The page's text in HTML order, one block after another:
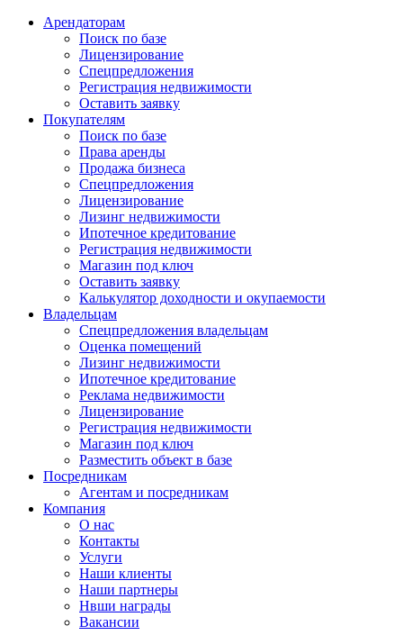
Арендаторам
Поиск по базе
Лицензирование
Спецпредложения
Регистрация недвижимости
Оставить заявку
Покупателям
Поиск по базе
Права аренды
Продажа бизнеса
Спецпредложения
Лицензирование
Лизинг недвижимости
Ипотечное кредитование
Регистрация недвижимости
Магазин под ключ
Оставить заявку
Калькулятор доходности и окупаемости
Владельцам
Спецпредложения владельцам
Оценка помещений
Лизинг недвижимости
Ипотечное кредитование
Реклама недвижимости
Лицензирование
Регистрация недвижимости
Магазин под ключ
Разместить объект в базе
Посредникам
Агентам и посредникам
Компания
О нас
Контакты
Услуги
Наши клиенты
Наши партнеры
Нвши награды
Вакансии